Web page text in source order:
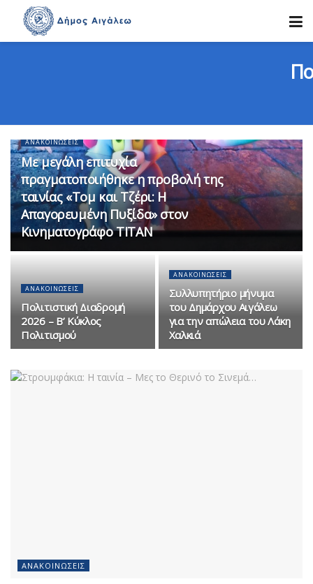
ΑΝΑΚΟΙΝΏΣΕΙΣ
Με μεγάλη επιτυχία
πραγματοποιήθηκε η προβολή της
ταινίας «Τομ και Τζέρι: Η
Απαγορευμένη Πυξίδα» στον
Κινηματογράφο ΤΙΤΑΝ
ΑΝΑΚΟΙΝΏΣΕΙΣ
Πολιτιστική Διαδρομή
2026 – Β’ Κύκλος
Πολιτισμού
ΑΝΑΚΟΙΝΏΣΕΙΣ
Συλλυπητήριο μήνυμα
του Δημάρχου Αιγάλεω
για την απώλεια του Λάκη
Χαλκιά
ΑΝΑΚΟΙΝΏΣΕΙΣ